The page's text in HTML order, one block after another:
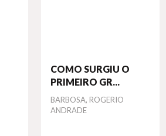
COMO SURGIU O
PRIMEIRO GR...
Autor
BARBOSA, ROGERIO
ANDRADE